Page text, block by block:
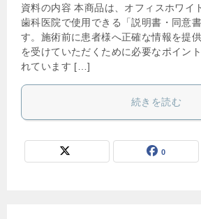
資料の内容 本商品は、オフィスホワイ
歯科医院で使用できる「説明書・同意
す。施術前に患者様へ正確な情報を提
を受けていただくために必要なポイン
れています […]
続きを読む
0